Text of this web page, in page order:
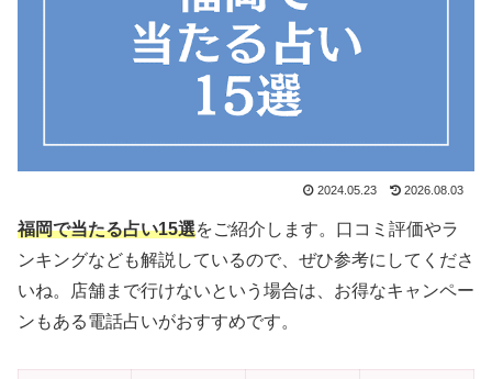
2024.05.23 2026.08.03
福岡で当たる占い15選をご紹介します。口コミ評価やラ
ンキングなども解説しているので、ぜひ参考にしてくださ
いね。店舗まで行けないという場合は、お得なキャンペー
ンもある電話占いがおすすめです。